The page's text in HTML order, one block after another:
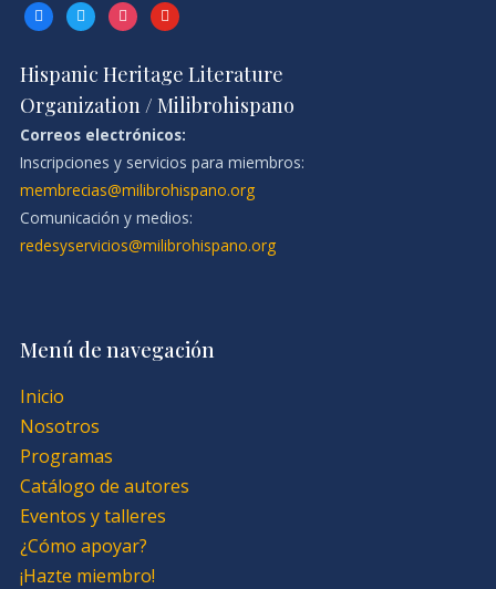
facebooktwitterinstagramyoutube
Hispanic Heritage Literature
Organization / Milibrohispano
Correos electrónicos:
Inscripciones y servicios para miembros:
membrecias@milibrohispano.org
Comunicación y medios:
redesyservicios@milibrohispano.org
Menú de navegación
Inicio
Nosotros
Programas
Catálogo de autores
Eventos y talleres
¿Cómo apoyar?
¡Hazte miembro!